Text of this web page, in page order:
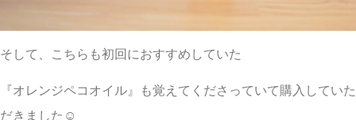
そして、こちらも初回におすすめしていた
『オレンジペコオイル』も覚えてくださっていて購入していた
だきました☺︎